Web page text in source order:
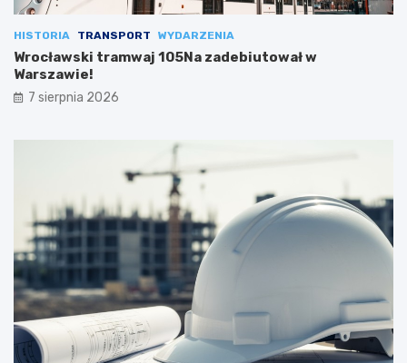
HISTORIA TRANSPORT WYDARZENIA
Wrocławski tramwaj 105Na zadebiutował w
Warszawie!
7 sierpnia 2026